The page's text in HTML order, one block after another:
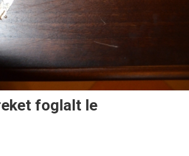
foglalt le